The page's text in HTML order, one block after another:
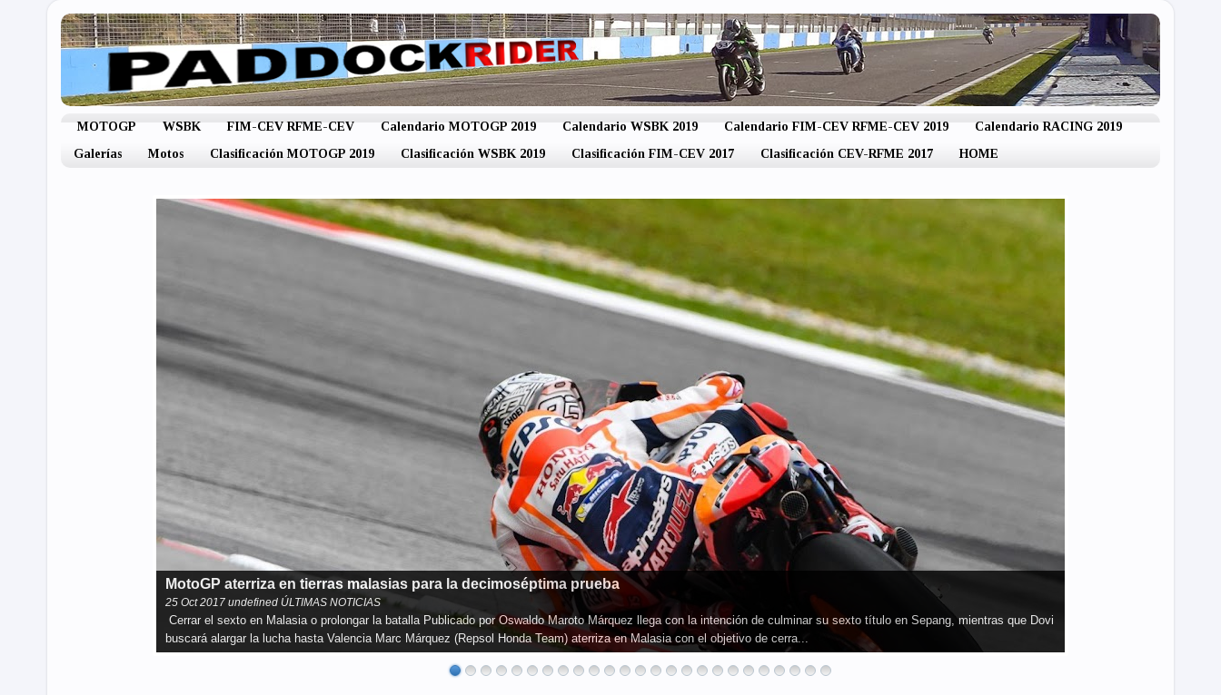
MOTOGP WSBK FIM-CEV RFME-CEV Calendario MOTOGP 2019 Calendario WSBK 2019 Calendario FIM-CEV RFME-CEV 2019
Calendario RACING 2019
Galerías
Motos Clasificación MOTOGP 2019 Clasificación WSBK 2019 Clasificación FIM-CEV 2017 Clasificación CEV-RFME 2017 HOME
El WSBK llega a Magny-Cours
27 Sep 2017 undefined ÚLTIMAS NOTICIAS
El circuito de Nevers Magny-Cours es el escenario del Round 11 de World Superbike Publicado por Oswaldo Maroto Jonathan Rea (Kawasaki Racing Team) podría
levantar el título mundial por tercera temporada consecutiva, una hazaña que nunca se ha alcanzado en el Campeonato del Mund...